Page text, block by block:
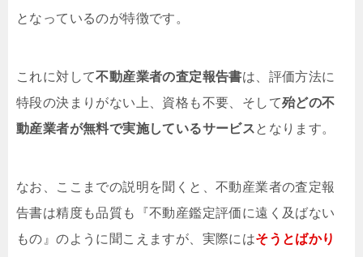
となっているのが特徴です。
これに対して不動産業者の査定報告書は、評価方法に
特段の決まりがない上、資格も不要、そして殆どの不
動産業者が無料で実施しているサービスとなります。
なお、ここまでの説明を聞くと、不動産業者の査定報
告書は精度も品質も『不動産鑑定評価に遠く及ばない
もの』のように聞こえますが、実際にはそうとばかり